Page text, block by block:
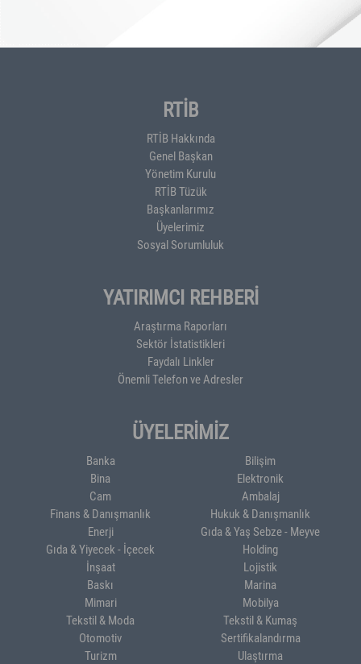
RTİB
RTİB Hakkında
Genel Başkan
Yönetim Kurulu
RTİB Tüzük
Başkanlarımız
Üyelerimiz
Sosyal Sorumluluk
YATIRIMCI REHBERİ
Araştırma Raporları
Sektör İstatistikleri
Faydalı Linkler
Önemli Telefon ve Adresler
ÜYELERİMİZ
Banka
Bilişim
Bina
Elektronik
Cam
Ambalaj
Finans & Danışmanlık
Hukuk & Danışmanlık
Enerji
Gıda & Yaş Sebze - Meyve
Gıda & Yiyecek - İçecek
Holding
İnşaat
Lojistik
Baskı
Marina
Mimari
Mobilya
Tekstil & Moda
Tekstil & Kumaş
Otomotiv
Sertifikalandırma
Turizm
Ulaştırma